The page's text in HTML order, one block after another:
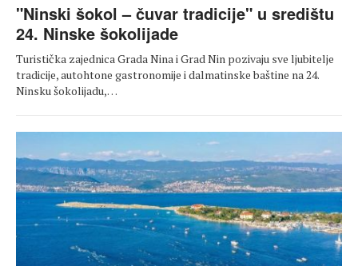
"Ninski šokol – čuvar tradicije" u središtu
24. Ninske šokolijade
Turistička zajednica Grada Nina i Grad Nin pozivaju sve ljubitelje
tradicije, autohtone gastronomije i dalmatinske baštine na 24.
Ninsku šokolijadu,…